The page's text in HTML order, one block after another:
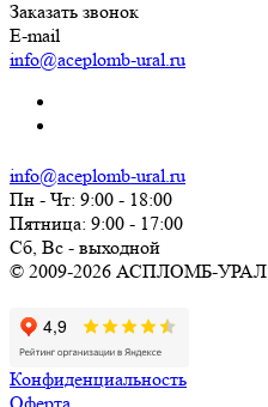
Заказать звонок
E-mail
info@aceplomb-ural.ru
info@aceplomb-ural.ru
Пн - Чт: 9:00 - 18:00
Пятница: 9:00 - 17:00
Сб, Вc - выходной
© 2009-2026 АСПЛОМБ-УРАЛ
Конфиденциальность
Оферта